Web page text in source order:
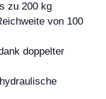
zu 200 kg
von 100
doppelter